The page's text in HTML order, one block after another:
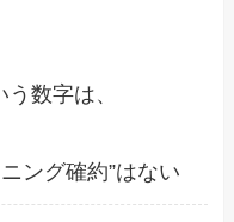
数字は、
ング確約”はない